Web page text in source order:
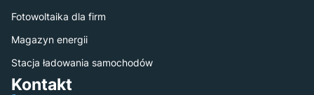
Fotowoltaika dla firm
Magazyn energii
Stacja ładowania samochodów
Kontakt